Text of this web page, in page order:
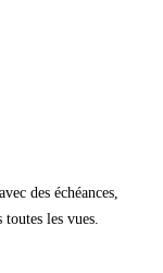
des échéances,
toutes les vues.